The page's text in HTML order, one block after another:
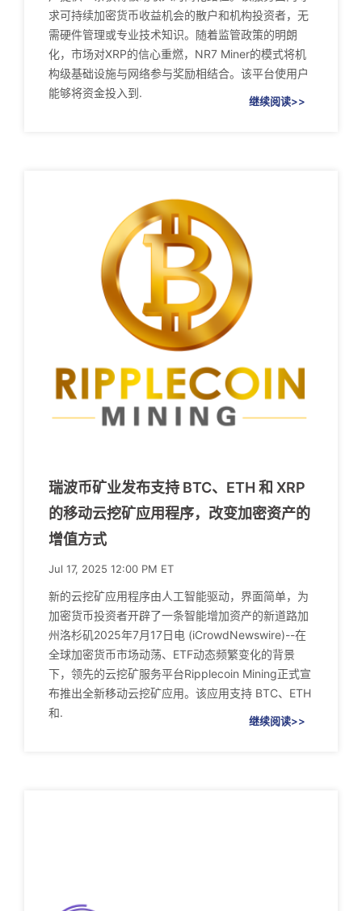
求可持续加密货币收益机会的散户和机构投资者，无
需硬件管理或专业技术知识。随着监管政策的明朗
化，市场对XRP的信心重燃，NR7 Miner的模式将机
构级基础设施与网络参与奖励相结合。该平台使用户
能够将资金投入到.
继续阅读>>
瑞波币矿业发布支持 BTC、ETH 和 XRP
的移动云挖矿应用程序，改变加密资产的
增值方式
Jul 17, 2025 12:00 PM ET
新的云挖矿应用程序由人工智能驱动，界面简单，为
加密货币投资者开辟了一条智能增加资产的新道路加
州洛杉矶2025年7月17日电 (iCrowdNewswire)--在
全球加密货币市场动荡、ETF动态频繁变化的背景
下，领先的云挖矿服务平台Ripplecoin Mining正式宣
布推出全新移动云挖矿应用。该应用支持 BTC、ETH
和.
继续阅读>>